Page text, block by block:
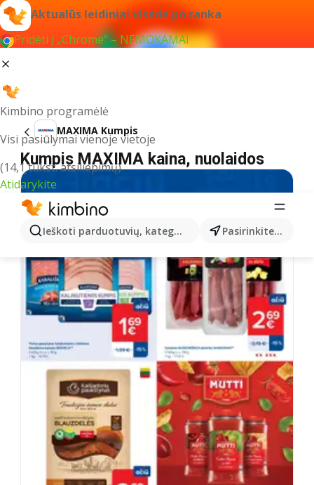
Aktualūs leidiniai visada po ranka
Pridėti į „Chrome“ – NEMOKAMAI
Kimbino programėlė
Visi pasiūlymai vienoje vietoje
(14,1 tūkst. atsiliepimų)
Atidarykite
Ieškoti parduotuvių, kategorijų, produktų... Pasirinkite miestą
MAXIMA Kumpis
Kumpis MAXIMA kaina, nuolaidos